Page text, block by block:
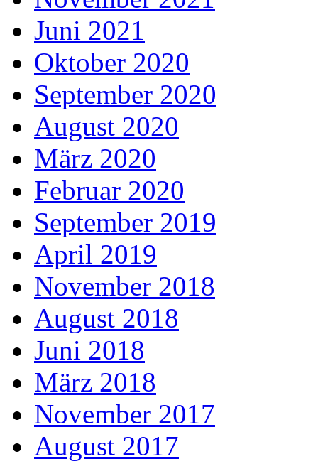
Juni 2021
Oktober 2020
September 2020
August 2020
März 2020
Februar 2020
September 2019
April 2019
November 2018
August 2018
Juni 2018
März 2018
November 2017
August 2017